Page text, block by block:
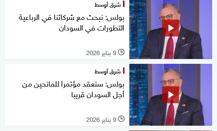
شرق أوسط
بولس: نبحث مع شركائنا في الرباعية
التطورات في السودان
l 9 يناير 2026
شرق أوسط
بولس: سنعقد مؤتمرا للمانحين من
أجل السودان قريبا
l 9 يناير 2026